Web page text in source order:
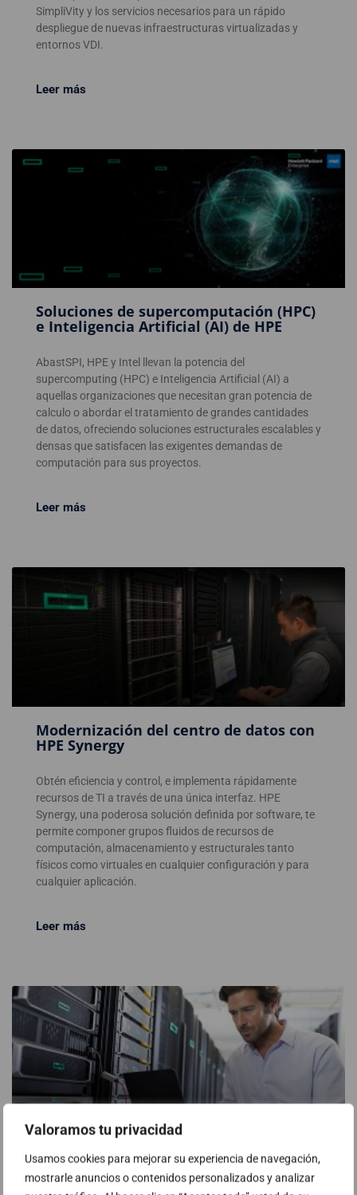
Valoramos tu privacidad
Usamos cookies para mejorar su experiencia de navegación,
mostrarle anuncios o contenidos personalizados y analizar
SimpliVity y los servicios necesarios para un rápido
despliegue de nuevas infraestructuras virtualizadas y
entornos VDI.
Leer más
Soluciones de supercomputación (HPC)
e Inteligencia Artificial (AI) de HPE
AbastSPI, HPE y Intel llevan la potencia del
supercomputing (HPC) e Inteligencia Artificial (AI) a
aquellas organizaciones que necesitan gran potencia de
calculo o abordar el tratamiento de grandes cantidades
de datos, ofreciendo soluciones estructurales escalables y
densas que satisfacen las exigentes demandas de
computación para sus proyectos.
Leer más
Modernización del centro de datos con
HPE Synergy
Obtén eficiencia y control, e implementa rápidamente
recursos de TI a través de una única interfaz. HPE
Synergy, una poderosa solución definida por software, te
permite componer grupos fluidos de recursos de
computación, almacenamiento y estructurales tanto
físicos como virtuales en cualquier configuración y para
cualquier aplicación.
Leer más
VDI